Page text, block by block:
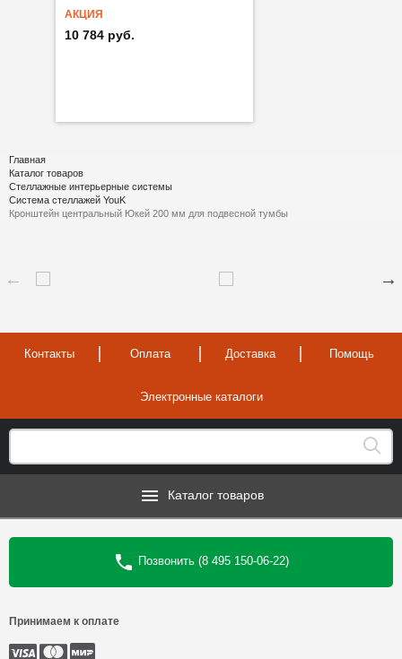
АКЦИЯ
10 784 руб.
Главная
Каталог товаров
Стеллажные интерьерные системы
Система стеллажей YouK
Кронштейн центральный Юкей 200 мм для подвесной тумбы
Контакты Оплата Доставка Помощь
Электронные каталоги
Каталог товаров
Позвонить (8 495 150-06-22)
Принимаем к оплате